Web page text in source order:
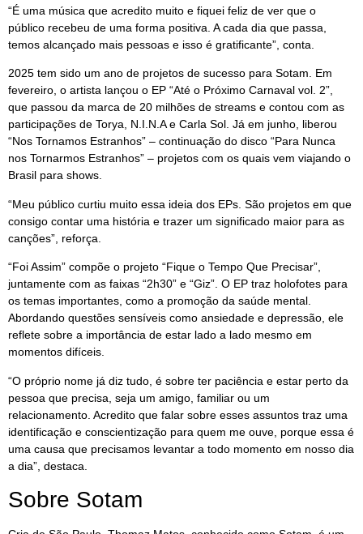
“É uma música que acredito muito e fiquei feliz de ver que o
público recebeu de uma forma positiva. A cada dia que passa,
temos alcançado mais pessoas e isso é gratificante”, conta.
2025 tem sido um ano de projetos de sucesso para Sotam. Em
fevereiro, o artista lançou o EP “Até o Próximo Carnaval vol. 2”,
que passou da marca de 20 milhões de streams e contou com as
participações de Torya, N.I.N.A e Carla Sol. Já em junho, liberou
“Nos Tornamos Estranhos” – continuação do disco “Para Nunca
nos Tornarmos Estranhos” – projetos com os quais vem viajando o
Brasil para shows.
“Meu público curtiu muito essa ideia dos EPs. São projetos em que
consigo contar uma história e trazer um significado maior para as
canções”, reforça.
“Foi Assim” compõe o projeto “Fique o Tempo Que Precisar”,
juntamente com as faixas “2h30” e “Giz”. O EP traz holofotes para
os temas importantes, como a promoção da saúde mental.
Abordando questões sensíveis como ansiedade e depressão, ele
reflete sobre a importância de estar lado a lado mesmo em
momentos difíceis.
“O próprio nome já diz tudo, é sobre ter paciência e estar perto da
pessoa que precisa, seja um amigo, familiar ou um
relacionamento. Acredito que falar sobre esses assuntos traz uma
identificação e conscientização para quem me ouve, porque essa é
uma causa que precisamos levantar a todo momento em nosso dia
a dia”, destaca.
Sobre Sotam